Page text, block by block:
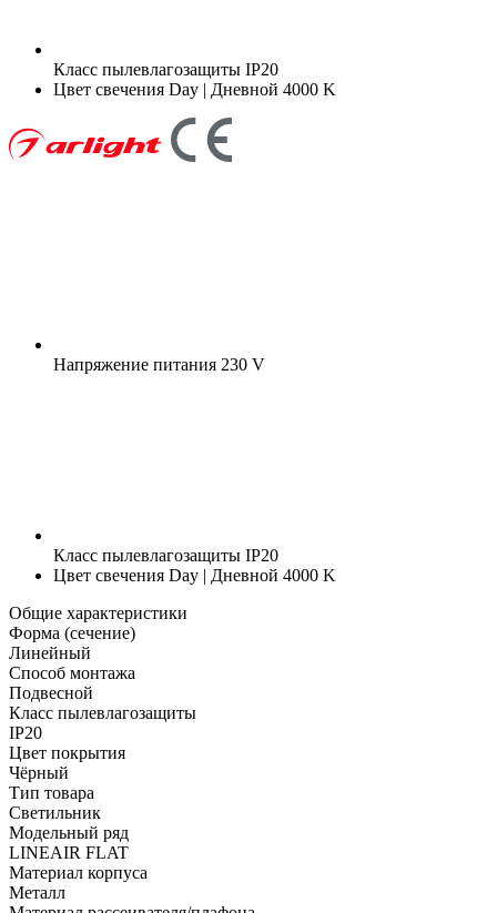
Класс пылевлагозащиты IP20
Цвет свечения Day | Дневной 4000 K
Напряжение питания 230 V
Класс пылевлагозащиты IP20
Цвет свечения Day | Дневной 4000 K
Общие характеристики
Форма (сечение)
Линейный
Способ монтажа
Подвесной
Класс пылевлагозащиты
IP20
Цвет покрытия
Чёрный
Тип товара
Светильник
Модельный ряд
LINEAIR FLAT
Материал корпуса
Металл